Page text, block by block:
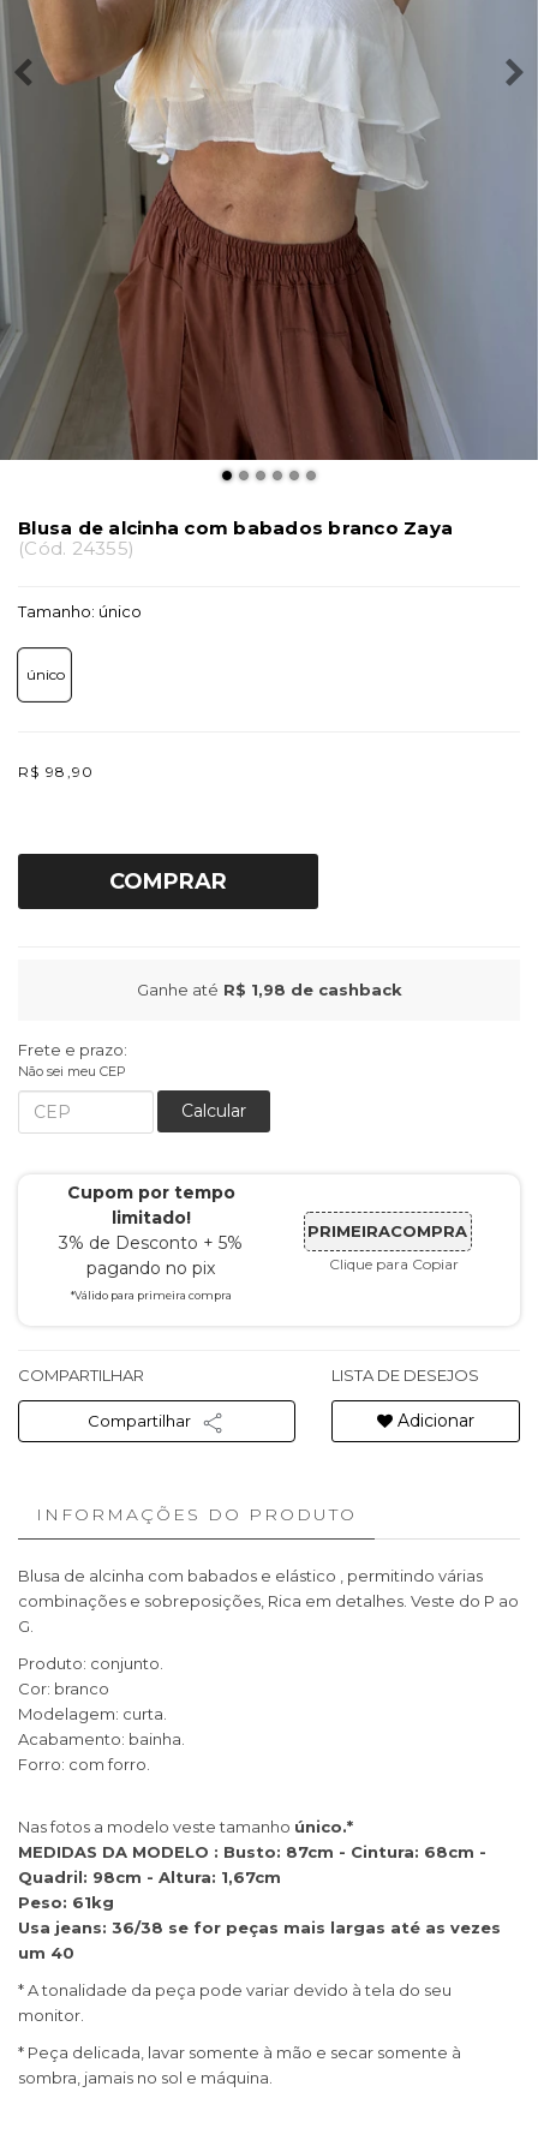
Blusa de alcinha com babados branco Zaya
(Cód. 24355)
Tamanho: único
único
R$ 98,90
COMPRAR
Ganhe até R$ 1,98 de cashback
Frete e prazo:
Não sei meu CEP
Calcular
Cupom por tempo
limitado!
3% de Desconto + 5%
pagando no pix
*Válido para primeira compra
PRIMEIRACOMPRA
Clique para Copiar
COMPARTILHAR
Compartilhar
LISTA DE DESEJOS
Adicionar
INFORMAÇÕES DO PRODUTO
Blusa de alcinha com babados e elástico , permitindo várias
combinações e sobreposições, Rica em detalhes. Veste do P ao
G.
Produto: conjunto.
Cor: branco
Modelagem: curta.
Acabamento: bainha.
Forro: com forro.
Nas fotos a modelo veste tamanho único.*
​MEDIDAS DA MODELO : Busto: 87cm - Cintura: 68cm -
Quadril: 98cm - Altura: 1,67cm
Peso: 61kg
Usa jeans: 36/38 se for peças mais largas até as vezes
um 40
* A tonalidade da peça pode variar devido à tela do seu
monitor.
* Peça delicada, lavar somente à mão e secar somente à
sombra, jamais no sol e máquina.